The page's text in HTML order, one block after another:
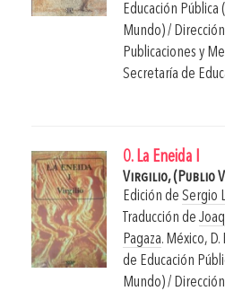
Educación Pública
Mundo) /
Publicaciones y
Secretaría de
0. La Eneida I
Virgilio, (Publio
Edición de Sergio
Traducción de
Pagaza. México, D.
de Educación
Mundo) /